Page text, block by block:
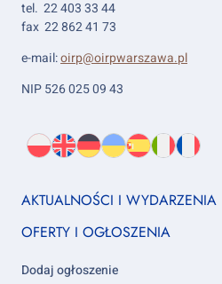
tel. 22 403 33 44
fax 22 862 41 73
e-mail:oirp@oirpwarszawa.pl
NIP 526 025 09 43
Wybierz
język:
PL
O
EN
About
DE
About
UK
About
ES
About
IT
About
FR
About
Footer
1
AKTUALNOŚCI I WYDARZENIA
OFERTY I OGŁOSZENIA
Dodaj ogłoszenie